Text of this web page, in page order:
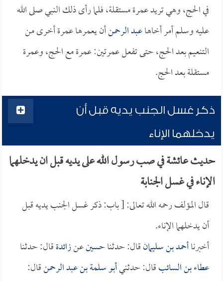
في الحج، وهي تريد عمرة مستقلة، فلما رأى ذلك النبي صلى الله
عليه وسلم أمر أخاهاعبد الرحمنأن يعمرها عمرة أخرى من
التنعيم بعد الحج، حتى تفعل عمرتين: عمرة مع الحج، وعمرة
مستقلة بعد الحج.
ذكر غسل الجنب يديه قبل أن
يدخلهما الإناء
حديث عائشة في صب رسول الله على يديه قبل ان يدخلهما
الإناء في غسل الجنابة
قال المؤلف رحمه الله تعالى: [ باب: ذكر غسل الجنب يديه قبل
أن يدخلهما الإناء.
أخبرناأحمد بن سليمانقال: حدثناحسينعنزائدةقال: حدثنا
عطاء بن السائبقال: حدثنيأبو سلمة بن عبد الرحمنقال: